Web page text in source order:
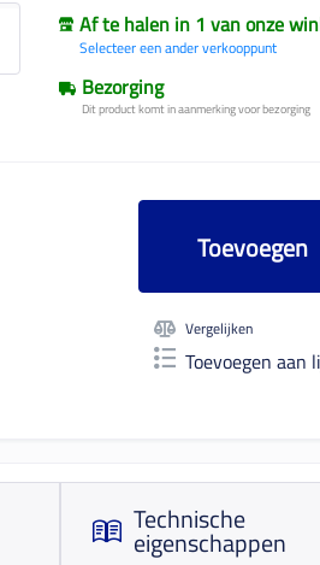
Af te halen in 1 van onze
Selecteer een ander verkooppunt
Bezorging
Dit product komt in aanmerking voor bezorging
Toevoegen
Vergelijken
Toevoegen aan
Technische
eigenschappen